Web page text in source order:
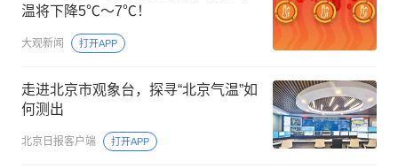
温将下降5℃～7℃！
大观新闻 打开APP
走进北京市观象台，探寻“北京气温”如
何测出
北京日报客户端 打开APP